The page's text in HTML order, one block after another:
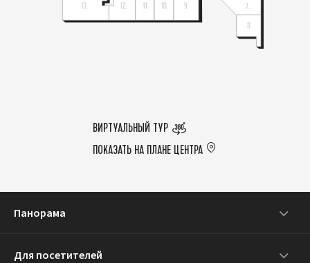
ВИРТУАЛЬНЫЙ ТУР
ПОКАЗАТЬ НА ПЛАНЕ ЦЕНТРА
Панорама
Для посетителей